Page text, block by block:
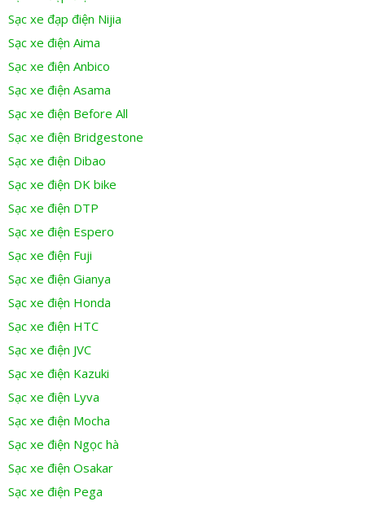
Sạc xe đạp điện Nijia
Sạc xe điện Aima
Sạc xe điện Anbico
Sạc xe điện Asama
Sạc xe điện Before All
Sạc xe điện Bridgestone
Sạc xe điện Dibao
Sạc xe điện DK bike
Sạc xe điện DTP
Sạc xe điện Espero
Sạc xe điện Fuji
Sạc xe điện Gianya
Sạc xe điện Honda
Sạc xe điện HTC
Sạc xe điện JVC
Sạc xe điện Kazuki
Sạc xe điện Lyva
Sạc xe điện Mocha
Sạc xe điện Ngọc hà
Sạc xe điện Osakar
Sạc xe điện Pega